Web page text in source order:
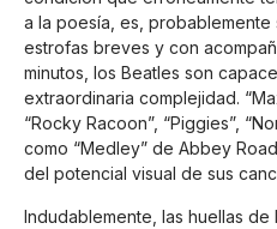
a la poesía, es, probablemente
estrofas breves y con
minutos, los Beatles son
extraordinaria complejidad.
“Rocky Racoon”, “Piggies”,
como “Medley” de Abbey
del potencial visual de sus
Indudablemente, las huellas de